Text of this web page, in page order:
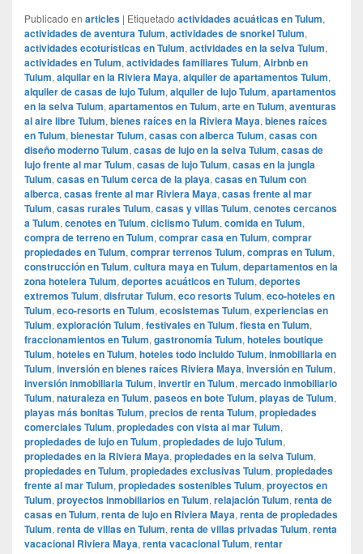
Publicado en articles | Etiquetado actividades acuáticas en Tulum,
actividades de aventura Tulum, actividades de snorkel Tulum,
actividades ecoturísticas en Tulum, actividades en la selva Tulum,
actividades en Tulum, actividades familiares Tulum, Airbnb en
Tulum, alquilar en la Riviera Maya, alquiler de apartamentos Tulum,
alquiler de casas de lujo Tulum, alquiler de lujo Tulum, apartamentos
en la selva Tulum, apartamentos en Tulum, arte en Tulum, aventuras
al aire libre Tulum, bienes raíces en la Riviera Maya, bienes raíces
en Tulum, bienestar Tulum, casas con alberca Tulum, casas con
diseño moderno Tulum, casas de lujo en la selva Tulum, casas de
lujo frente al mar Tulum, casas de lujo Tulum, casas en la jungla
Tulum, casas en Tulum cerca de la playa, casas en Tulum con
alberca, casas frente al mar Riviera Maya, casas frente al mar
Tulum, casas rurales Tulum, casas y villas Tulum, cenotes cercanos
a Tulum, cenotes en Tulum, ciclismo Tulum, comida en Tulum,
compra de terreno en Tulum, comprar casa en Tulum, comprar
propiedades en Tulum, comprar terrenos Tulum, compras en Tulum,
construcción en Tulum, cultura maya en Tulum, departamentos en la
zona hotelera Tulum, deportes acuáticos en Tulum, deportes
extremos Tulum, disfrutar Tulum, eco resorts Tulum, eco-hoteles en
Tulum, eco-resorts en Tulum, ecosistemas Tulum, experiencias en
Tulum, exploración Tulum, festivales en Tulum, fiesta en Tulum,
fraccionamientos en Tulum, gastronomía Tulum, hoteles boutique
Tulum, hoteles en Tulum, hoteles todo incluido Tulum, inmobiliaria en
Tulum, inversión en bienes raíces Riviera Maya, inversión en Tulum,
inversión inmobiliaria Tulum, invertir en Tulum, mercado inmobiliario
Tulum, naturaleza en Tulum, paseos en bote Tulum, playas de Tulum,
playas más bonitas Tulum, precios de renta Tulum, propiedades
comerciales Tulum, propiedades con vista al mar Tulum,
propiedades de lujo en Tulum, propiedades de lujo Tulum,
propiedades en la Riviera Maya, propiedades en la selva Tulum,
propiedades en Tulum, propiedades exclusivas Tulum, propiedades
frente al mar Tulum, propiedades sostenibles Tulum, proyectos en
Tulum, proyectos inmobiliarios en Tulum, relajación Tulum, renta de
casas en Tulum, renta de lujo en Riviera Maya, renta de propiedades
Tulum, renta de villas en Tulum, renta de villas privadas Tulum, renta
vacacional Riviera Maya, renta vacacional Tulum, rentar